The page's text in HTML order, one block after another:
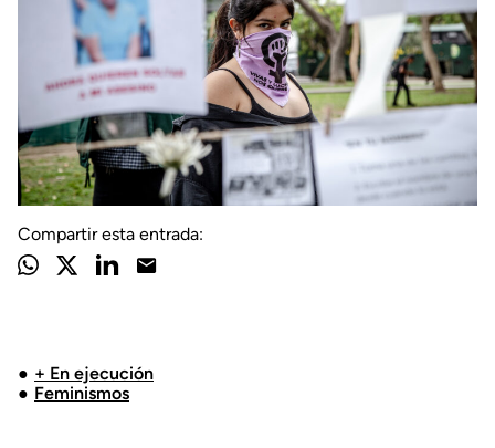
Compartir esta entrada:
+ En ejecución
Feminismos